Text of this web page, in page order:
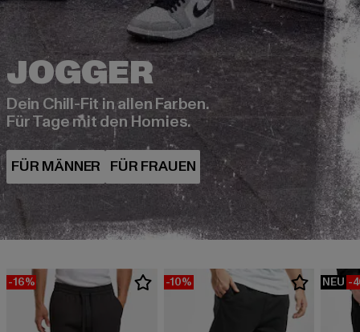
Dein Chill-Fit in allen Farben.
Für Tage mit den Homies.
-16% -10% NEU -